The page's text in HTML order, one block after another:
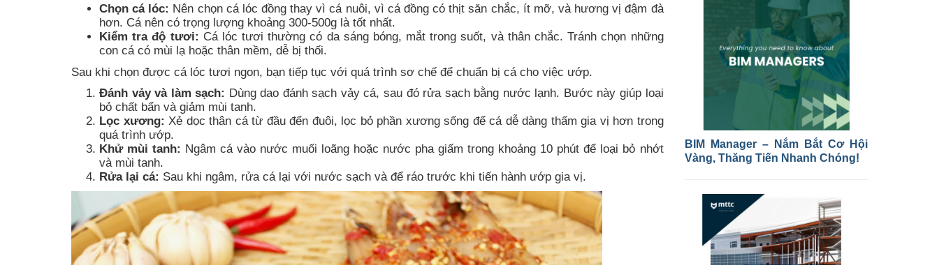
Chọn cá lóc: Nên chọn cá lóc đồng thay vì cá nuôi, vì cá đồng có thịt săn chắc, ít mỡ, và hương vị đậm đà
hơn. Cá nên có trọng lượng khoảng 300-500g là tốt nhất.
Kiểm tra độ tươi: Cá lóc tươi thường có da sáng bóng, mắt trong suốt, và thân chắc. Tránh chọn những
con cá có mùi lạ hoặc thân mềm, dễ bị thối.
Sau khi chọn được cá lóc tươi ngon, bạn tiếp tục với quá trình sơ chế để chuẩn bị cá cho việc ướp.
Đánh vảy và làm sạch: Dùng dao đánh sạch vảy cá, sau đó rửa sạch bằng nước lạnh. Bước này giúp loại
bỏ chất bẩn và giảm mùi tanh.
Lọc xương: Xẻ dọc thân cá từ đầu đến đuôi, lọc bỏ phần xương sống để cá dễ dàng thấm gia vị hơn trong
quá trình ướp.
Khử mùi tanh: Ngâm cá vào nước muối loãng hoặc nước pha giấm trong khoảng 10 phút để loại bỏ nhớt
và mùi tanh.
Rửa lại cá: Sau khi ngâm, rửa cá lại với nước sạch và để ráo trước khi tiến hành ướp gia vị.
BIM Manager – Nắm Bắt Cơ Hội
Vàng, Thăng Tiến Nhanh Chóng!